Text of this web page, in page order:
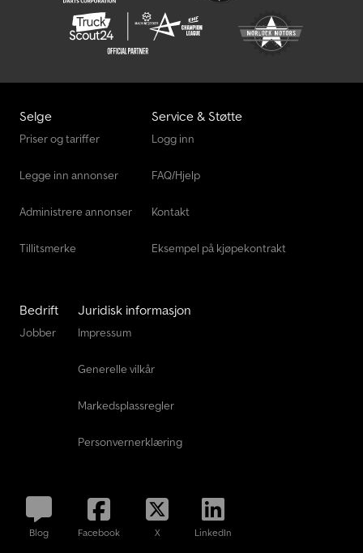
Selge
Priser og tariffer
Legge inn annonser
Administrere annonser
Tillitsmerke
Service & Støtte
Logg inn
FAQ/Hjelp
Kontakt
Eksempel på kjøpekontrakt
Bedrift
Jobber
Juridisk informasjon
Impressum
Generelle vilkår
Markedsplassregler
Personvernerklæring
Blog Facebook X LinkedIn